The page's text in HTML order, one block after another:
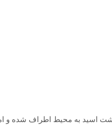
نشت اسید به محیط اطراف شده و